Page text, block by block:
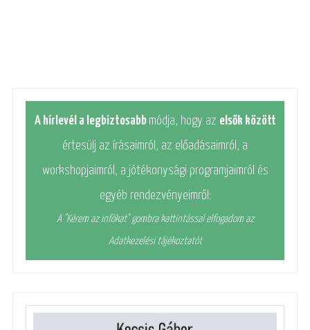
A hírlevél a legbiztosabb módja, hogy az elsők között
értesülj az írásaimról, az előadásaimról, a
workshopjaimról, a jótékonysági programjaimról és
egyéb rendezvényeimről:
A "Kérem az infókat" gombra kattintással elfogadom az
Adatkezelési tájékoztatót